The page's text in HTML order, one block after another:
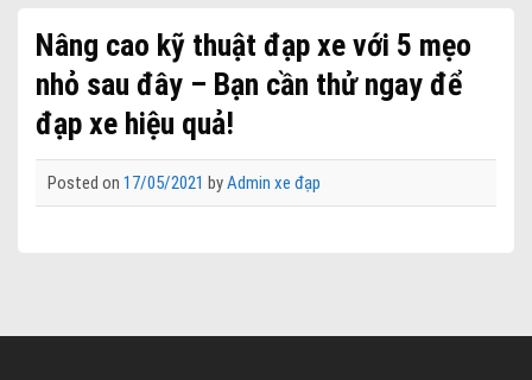
Nâng cao kỹ thuật đạp xe với 5 mẹo
nhỏ sau đây – Bạn cần thử ngay để
đạp xe hiệu quả!
Posted on 17/05/2021 byAdmin xe đạp